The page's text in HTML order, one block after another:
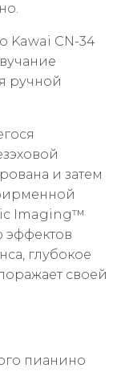
Kawai CN-34
ручной
и затем
Imaging™
эффектов
глубокое
своей
пианино